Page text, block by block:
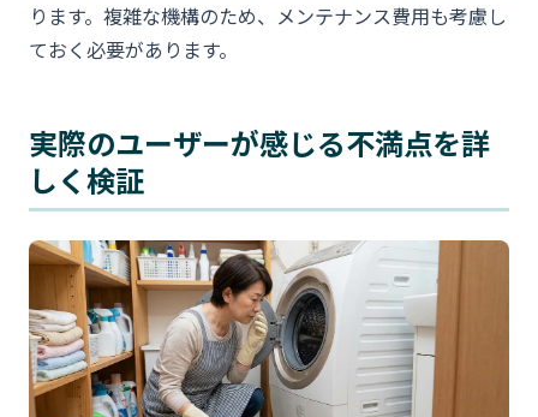
ります。複雑な機構のため、メンテナンス費用も考慮し
ておく必要があります。
実際のユーザーが感じる不満点を詳
しく検証